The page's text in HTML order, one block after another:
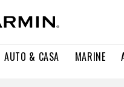
AUTO & CASA MARINE